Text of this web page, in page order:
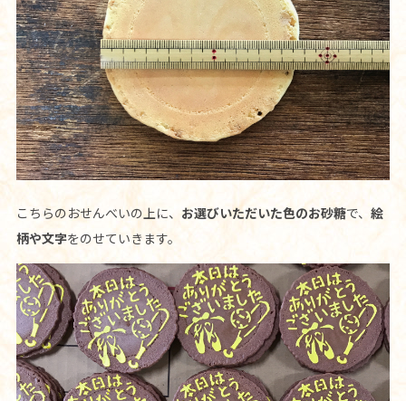
こちらのおせんべいの上に、 お選びいただいた色のお砂糖で、 絵
柄や文字をのせていきます。